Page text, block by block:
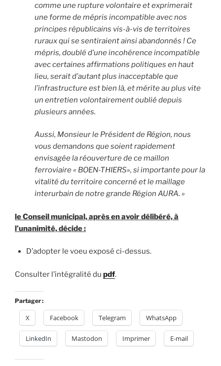
comme une rupture volontaire et exprimerait
une forme de mépris incompatible avec nos
principes républicains vis-à-vis de territoires
ruraux qui se sentiraient ainsi abandonnés ! Ce
mépris, doublé d’une incohérence incompatible
avec certaines affirmations politiques en haut
lieu, serait d’autant plus inacceptable que
l’infrastructure est bien là, et mérite au plus vite
un entretien volontairement oublié depuis
plusieurs années.
Aussi, Monsieur le Président de Région, nous
vous demandons que soient rapidement
envisagée la réouverture de ce maillon
ferroviaire « BOEN-THIERS», si importante pour la
vitalité du territoire concerné et le maillage
interurbain de notre grande Région AURA. »
le Conseil municipal, après en avoir délibéré, à
l’unanimité, décide :
D’adopter le voeu exposé ci-dessus.
Consulter l’intégralité du pdf.
Partager :
X Facebook Telegram WhatsApp
LinkedIn Mastodon Imprimer E-mail